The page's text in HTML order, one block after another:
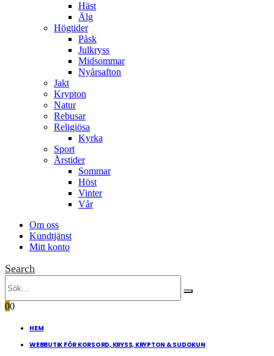
Häst
Älg
Högtider
Påsk
Julkryss
Midsommar
Nyårsafton
Jakt
Krypton
Natur
Rebusar
Religiösa
Kyrka
Sport
Årstider
Sommar
Höst
Vinter
Vår
Om oss
Kundtjänst
Mitt konto
Search
00
HEM
WEBBUTIK FÖR KORSORD, KRYSS, KRYPTON & SUDOKUN